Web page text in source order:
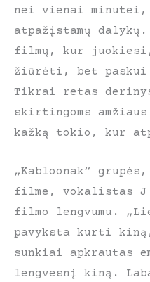
nei vienai minutei,
atpažįstamų
filmų, kur
žiūrėti, bet paskui
Tikrai retas
skirtingoms
kažką tokio, kur
„Kabloonak“
filme, vokalistas J.
filmo lengvumu.
pavyksta kurti
sunkiai apkrautas
lengvesnį kiną.